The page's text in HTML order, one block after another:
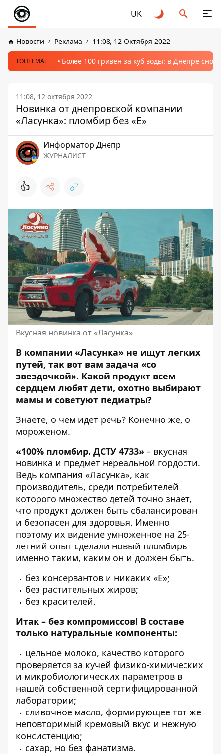
UK
Новости Реклама 11:08, 12 Октября 2022
ТОПТЕМА: Более 100 гривен за куб воды: в Днепре
11:08, 12 октября 2022
Новинка от днепровской компании
«Ласунка»: пломбир без «Е»
Информатор Днепр
ЖУРНАЛИСТ
👍
Вкусная новинка от «Ласунка»
В компании «Ласунка» не ищут легких
путей, так вот вам задача «со
звездочкой». Какой продукт всем
сердцем любят дети, охотно выбирают
мамы и советуют педиатры?
Знаете, о чем идет речь? Конечно же, о
мороженом.
«100% пломбир. ДСТУ 4733» – вкусная
новинка и предмет нереальной гордости.
Ведь компания «Ласунка», как
производитель, среди потребителей
которого множество детей точно знает,
что продукт должен быть сбалансирован
и безопасен для здоровья. Именно
поэтому их видение умноженное на 25-
летний опыт сделали новый пломбирь
именно таким, каким он и должен быть.
без консервантов и никаких «Е»;
без растительных жиров;
без красителей.
Итак – без компромиссов! В составе
только натуральные компоненты:
цельное молоко, качество которого
проверяется за кучей физико-химических
и микробиологических параметров в
нашей собственной сертифицированной
лаборатории;
сливочное масло, формирующее тот же
неповторимый кремовый вкус и нежную
консистенцию;
сахар, но без фанатизма.